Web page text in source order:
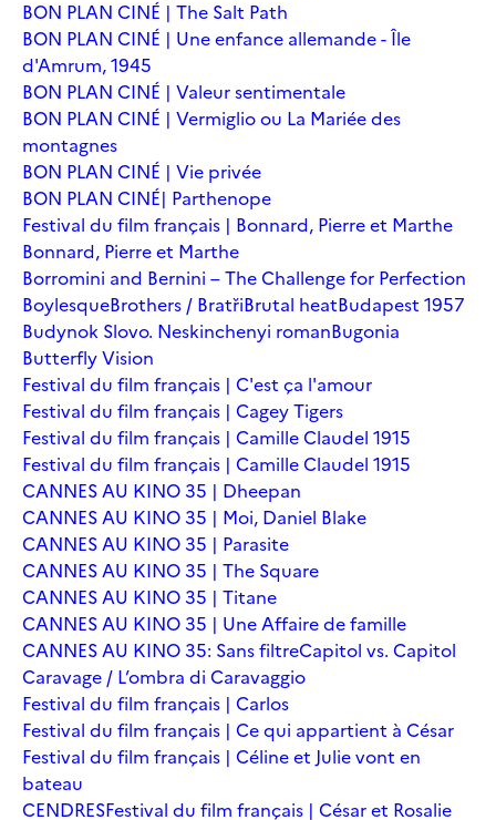
BON PLAN CINÉ | The Salt Path
BON PLAN CINÉ | Une enfance allemande - Île
d'Amrum, 1945
BON PLAN CINÉ | Valeur sentimentale
BON PLAN CINÉ | Vermiglio ou La Mariée des
montagnes
BON PLAN CINÉ | Vie privée
BON PLAN CINÉ| Parthenope
Festival du film français | Bonnard, Pierre et Marthe
Bonnard, Pierre et Marthe
Borromini and Bernini – The Challenge for Perfection
BoylesqueBrothers / BratřiBrutal heatBudapest 1957
Budynok Slovo. Neskinchenyi romanBugonia
Butterfly Vision
Festival du film français | C'est ça l'amour
Festival du film français | Cagey Tigers
Festival du film français | Camille Claudel 1915
Festival du film français | Camille Claudel 1915
CANNES AU KINO 35 | Dheepan
CANNES AU KINO 35 | Moi, Daniel Blake
CANNES AU KINO 35 | Parasite
CANNES AU KINO 35 | The Square
CANNES AU KINO 35 | Titane
CANNES AU KINO 35 | Une Affaire de famille
CANNES AU KINO 35: Sans filtreCapitol vs. Capitol
Caravage / L’ombra di Caravaggio
Festival du film français | Carlos
Festival du film français | Ce qui appartient à César
Festival du film français | Céline et Julie vont en
bateau
CENDRESFestival du film français | César et Rosalie